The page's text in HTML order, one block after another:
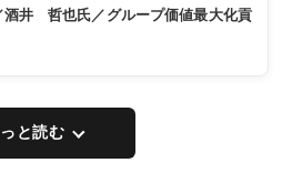
酒井 哲也氏／グループ価値最大化貢
と読む